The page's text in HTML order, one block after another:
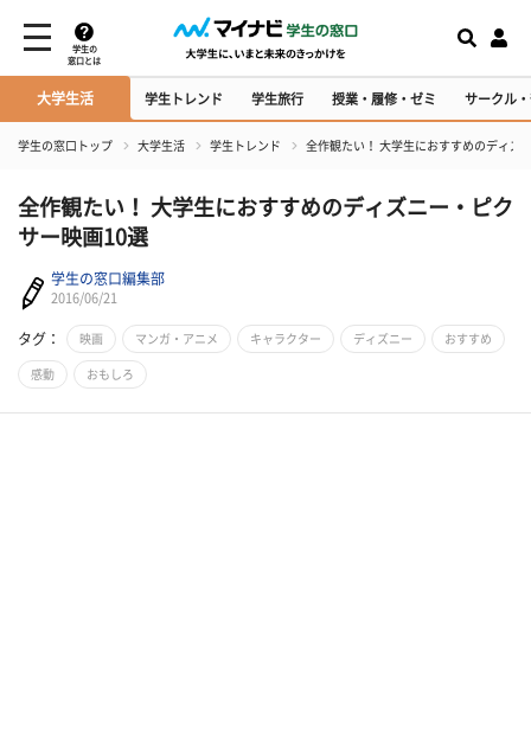
学生の
窓口とは
大学生活 学生トレンド 学生旅行 授業・履修・ゼミ サークル
学生の窓口トップ 大学生活 学生トレンド 全作観たい！ 大学生におすすめのディズ
全作観たい！ 大学生におすすめのディズニー・ピク
サー映画10選
学生の窓口編集部
2016/06/21
タグ： 映画 マンガ・アニメ キャラクター ディズニー おすすめ
感動 おもしろ